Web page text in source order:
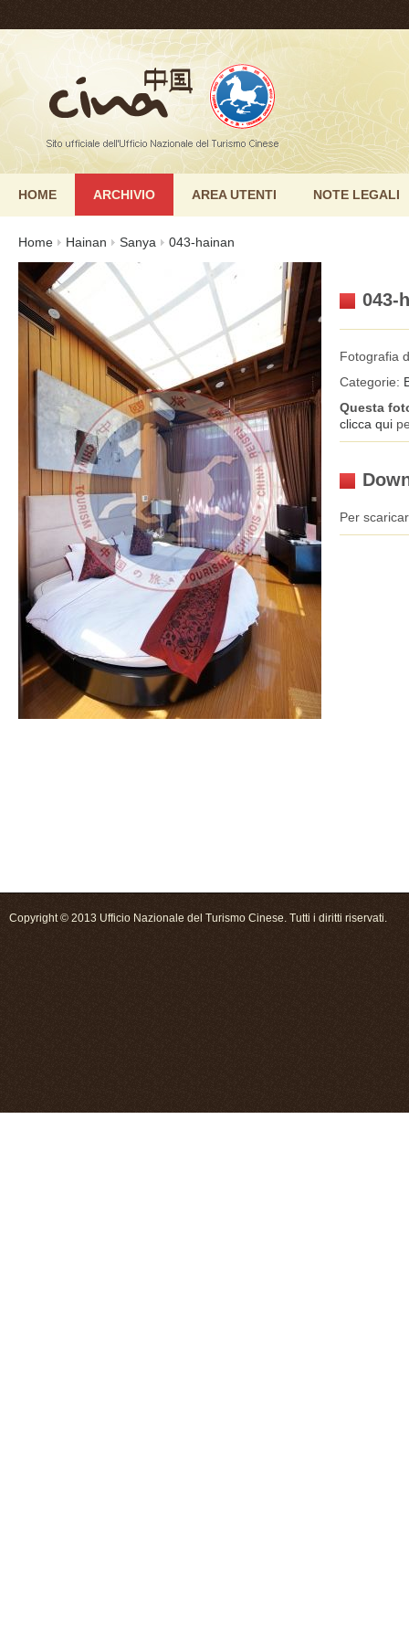
HOME ARCHIVIO AREA UTENTI NOTE LEGALI
Home Hainan Sanya 043-hainan
043-
Fotografia
Categorie:
Questa
clicca qui
Per
Copyright © 2013 Ufficio Nazionale del Turismo Cinese. Tutti i diritti riservati.